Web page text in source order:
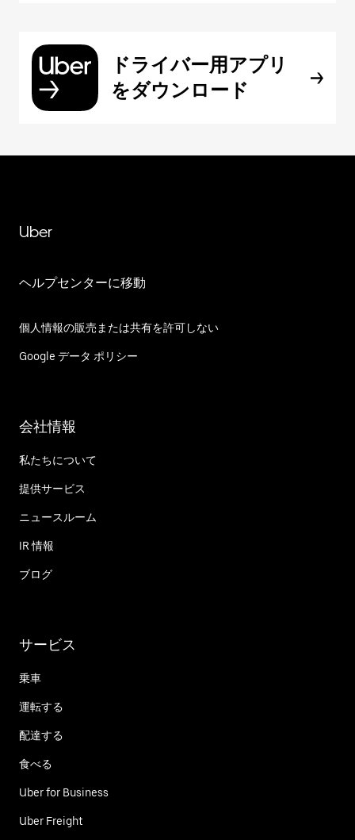
ドライバー用アプリ
をダウンロード
Uber
ヘルプセンターに移動
個人情報の販売または共有を許可しない
Google データ ポリシー
会社情報
私たちについて
提供サービス
ニュースルーム
IR 情報
ブログ
サービス
乗車
運転する
配達する
食べる
Uber for Business
Uber Freight